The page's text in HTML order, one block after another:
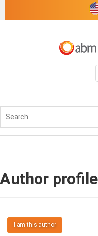
Author profile
I am this author